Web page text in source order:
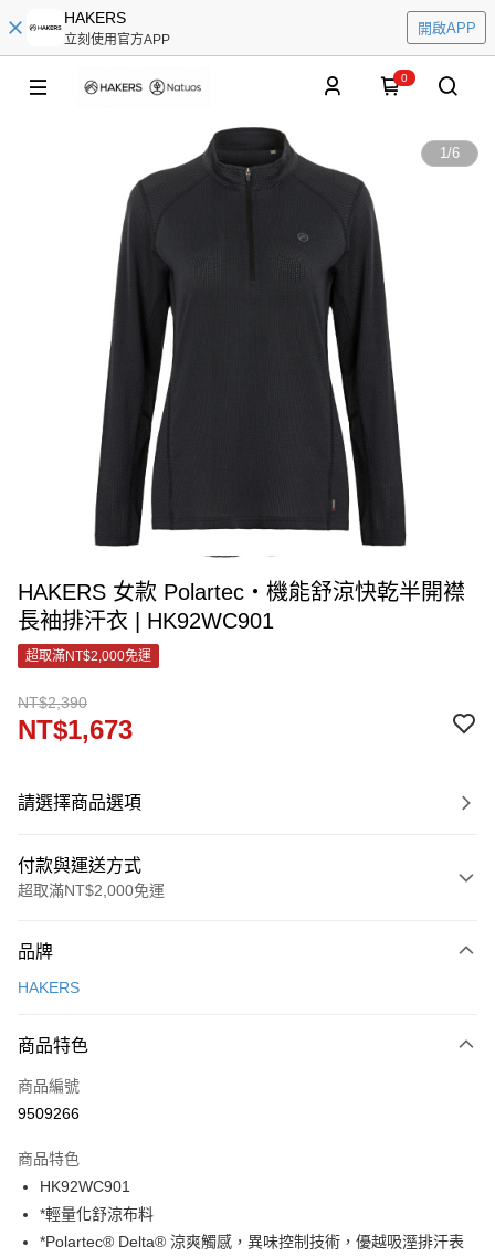
HAKERS
立刻使用官方APP
開啟APP
0
1/6
HAKERS 女款 Polartec‧機能舒涼快乾半開襟
長袖排汗衣 | HK92WC901
超取滿NT$2,000免運
NT$2,390
NT$1,673
請選擇商品選項
付款與運送方式
超取滿NT$2,000免運
信用卡一次付款
運送方式
一般全家取貨
全家超取(2000以上免運)
每筆NT$100，滿NT$2,000(含以上)免運費
一般7-11取貨
品牌
HAKERS
商品特色
商品編號
9509266
商品特色
HK92WC901
*輕量化舒涼布料
*Polartec® Delta® 涼爽觸感，異味控制技術，優越吸溼排汗表